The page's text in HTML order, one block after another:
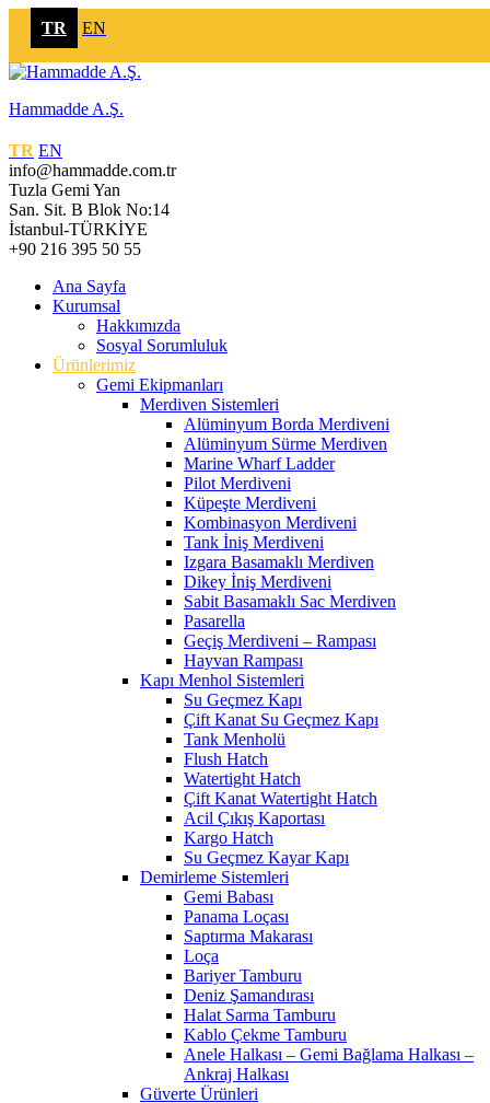
TR EN
Hammadde A.Ş.
TR EN
info@hammadde.com.tr
Tuzla Gemi Yan
San. Sit. B Blok No:14
İstanbul-TÜRKİYE
+90 216 395 50 55
Ana Sayfa
Kurumsal
Hakkımızda
Sosyal Sorumluluk
Ürünlerimiz
Gemi Ekipmanları
Merdiven Sistemleri
Alüminyum Borda Merdiveni
Alüminyum Sürme Merdiven
Marine Wharf Ladder
Pilot Merdiveni
Küpeşte Merdiveni
Kombinasyon Merdiveni
Tank İniş Merdiveni
Izgara Basamaklı Merdiven
Dikey İniş Merdiveni
Sabit Basamaklı Sac Merdiven
Pasarella
Geçiş Merdiveni – Rampası
Hayvan Rampası
Kapı Menhol Sistemleri
Su Geçmez Kapı
Çift Kanat Su Geçmez Kapı
Tank Menholü
Flush Hatch
Watertight Hatch
Çift Kanat Watertight Hatch
Acil Çıkış Kaportası
Kargo Hatch
Su Geçmez Kayar Kapı
Demirleme Sistemleri
Gemi Babası
Panama Loçası
Saptırma Makarası
Loça
Bariyer Tamburu
Deniz Şamandırası
Halat Sarma Tamburu
Kablo Çekme Tamburu
Anele Halkası – Gemi Bağlama Halkası –
Ankraj Halkası
Güverte Ürünleri